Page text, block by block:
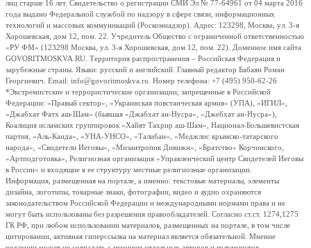
лиц старше 16 лет. Свидетельство о регистрации СМИ Эл № 77-64961 от 04 марта 2016
года выдано Федеральной службой по надзору в сфере связи, информационных
технологий и массовых коммуникаций (Роскомнадзор). Адрес: 123298, Москва, ул. 3-я
Хорошевская, дом 12, пом. 22. Учредитель Общество с ограниченной ответственностью
«РУ ФМ» (123298 Москва, ул. 3-я Хорошевская, дом 12, пом. 22). Доменное имя сайта
GOVORITMOSKVA.RU. Территория распространения – Российская Федерация и
зарубежные страны. Языки: русский и английский. Главный редактор Бабаян Роман
Георгиевич. Email: info@govoritmoskva.ru. Номер телефона: +7 (495) 950-62-26
*Экстремистские и террористические организации, запрещенные в Российской
Федерации: «Правый сектор», «Украинская повстанческая армия» (УПА), «ИГИЛ»,
«Джабхат Фатх аш-Шам» (бывшая «Джабхат ан-Нусра», «Джебхат ан-Нусра»),
Коалиция исламских группировок «Хайят Тахрир аш-Шам», Национал-Большевистская
партия, «Аль-Каида», «УНА-УНСО», «Талибан», «Меджлис крымско-татарского
народа», «Свидетели Иеговы», «Мизантропик Дивижн», «Братство» Корчинского,
«Артподготовка», Религиозная организация «Управленческий центр Свидетелей Иеговы
в России» и входящие в ее структуру местные религиозные организации.
Информация, размещенная на портале, а именно: текстовые материалы, элементы
дизайна, логотипы, товарные знаки, фотографии, видео и аудио охраняются
законодательством Российской Федерации и международными нормами права и не
могут быть использованы без разрешения правообладателей. Согласно ст.ст. 1274,1275
ГК РФ, при любом использовании материалов, размещенных на портале, в том числе
цитировании, активная гиперссылка на материал является обязательной. Мнение